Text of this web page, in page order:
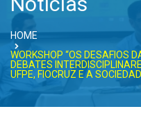
HOME
WORKSHOP “OS DESAFIOS
DEBATES
UFPE, FIOCRUZ E A